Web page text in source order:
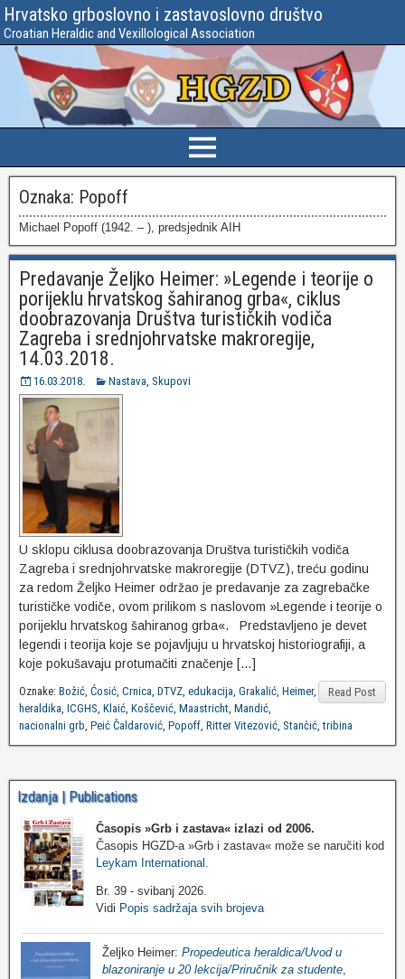
Hrvatsko grboslovno i zastavoslovno društvo
Croatian Heraldic and Vexillological Association
Oznaka: Popoff
Michael Popoff (1942. – ), predsjednik AIH
Predavanje Željko Heimer: »Legende i teorije o
porijeklu hrvatskog šahiranog grba«, ciklus
doobrazovanja Društva turističkih vodiča
Zagreba i srednjohrvatske makroregije,
14.03.2018.
16.03.2018. Nastava, Skupovi
U sklopu ciklusa doobrazovanja Društva turističkih vodiča
Zagreba i srednjohrvatske makroregije (DTVZ), treću godinu
za redom Željko Heimer održao je predavanje za zagrebačke
turističke vodiče, ovom prilikom s naslovom »Legende i teorije o
porijeklu hrvatskog šahiranog grba«. Predstavljeno je devet
legendi i teorija koje se pojavljuju u hrvatskoj historiografiji, a
koje pokušavaju protumačiti značenje […]
Read Post
Oznake: Božić, Ćosić, Crnica, DTVZ, edukacija, Grakalić, Heimer,
heraldika, ICGHS, Klaić, Koščević, Maastricht, Mandić,
nacionalni grb, Peić Čaldarović, Popoff, Ritter Vitezović, Stančić,tribina
Izdanja | Publications
Časopis »Grb i zastava« izlazi od 2006.
Časopis HGZD-a »Grb i zastava« može se naručiti kod
Leykam International
Br. 39 - svibanj 2026.
Vidi Popis sadržaja svih brojeva
Željko Heimer: Propedeutica heraldica/Uvod u
blazoniranje u 20 lekcija/Priručnik za studente,